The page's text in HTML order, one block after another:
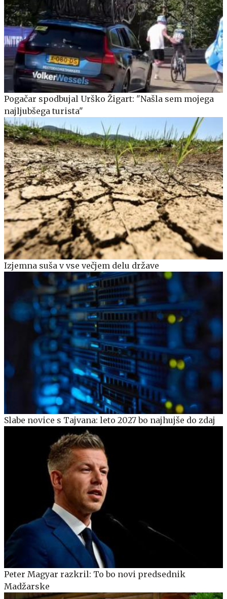
Pogačar spodbujal Urško Žigart: "Našla sem mojega
najljubšega turista"
Izjemna suša v vse večjem delu države
Slabe novice s Tajvana: leto 2027 bo najhujše do zdaj
Peter Magyar razkril: To bo novi predsednik
Madžarske